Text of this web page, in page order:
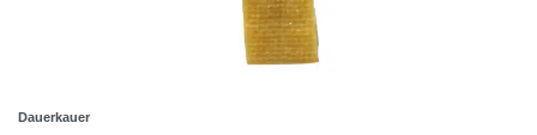
Dauerkauer